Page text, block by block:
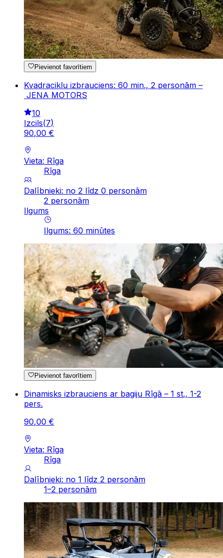
Pievienot favorītiem
Kvadraciklu izbrauciens: 60 min., 2 personām –
JENA MOTORS
10
Izcils(7)
90,00 €
Vieta: Rīga
Rīga
Dalībnieki: no 2 līdz 0 personām
2 personām
Ilgums
Ilgums: 60 minūtes
Pievienot favorītiem
Dinamisks izbrauciens ar bagiju Rīgā – 1 st., 1-2
pers.
90,00 €
Vieta: Rīga
Rīga
Dalībnieki: no 1 līdz 2 personām
1–2 personām